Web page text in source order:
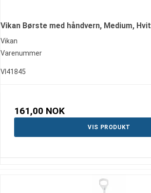
Vikan Børste med håndvern, Medium, Hvit
Vikan
Varenummer
VI41845
161,00 NOK
VIS PRODUKT